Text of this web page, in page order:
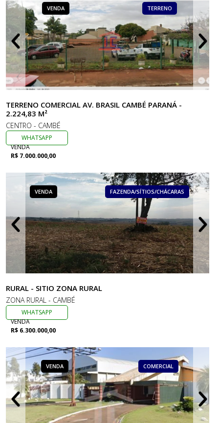
VENDA TERRENO
TERRENO COMERCIAL AV. BRASIL CAMBÉ PARANÁ -
2.224,83 M²
CENTRO - CAMBÉ
WHATSAPP
VENDA
R$ 7.000.000,00
VENDA FAZENDA/SÍTIOS/CHÁCARAS
RURAL - SITIO ZONA RURAL
ZONA RURAL - CAMBÉ
WHATSAPP
VENDA
R$ 6.300.000,00
VENDA COMERCIAL